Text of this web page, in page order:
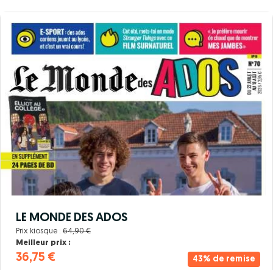
43% de remise
LE MONDE DES ADOS
Prix kiosque : 64,90 €
Meilleur prix :
36,75 €